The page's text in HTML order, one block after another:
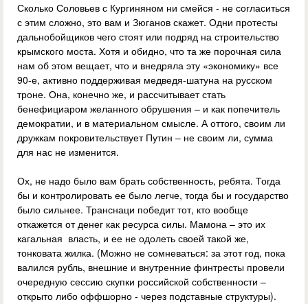
Сколько Соловьев с Кургиняном ни смейся - не согласиться
с этим сложно, это вам и Зюганов скажет. Одни протесты
дальнобойщиков чего стоят или подряд на строительство
крымского моста. Хотя и обидно, что та же порочная сила
нам об этом вещает, что и внедряла эту «экономику» все
90-е, активно поддерживая медведя-шатуна на русском
троне. Она, конечно же, и рассчитывает стать
бенефициаром желанного обрушения – и как попечитель
демократии, и в материальном смысле. А оттого, своим ли
дружкам покровительствует Путин – не своим ли, сумма
для нас не изменится.
Ох, не надо было вам брать собственность, ребята. Тогда
бы и контролировать ее было легче, тогда бы и государство
было сильнее. Транснаци победит тот, кто вообще
откажется от денег как ресурса силы. Мамона – это их
кагальная власть, и ее не одолеть своей такой же,
тонковата жилка. (Можно не сомневаться: за этот год, пока
валился рубль, внешние и внутренние финтресты провели
очередную сессию скупки российской собственности –
открыто либо оффшорно - через подставные структуры).